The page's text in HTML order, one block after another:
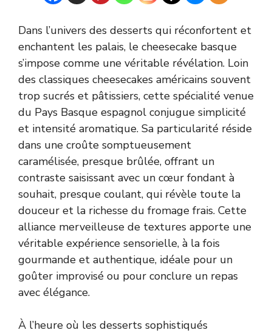
Dans l’univers des desserts qui réconfortent et
enchantent les palais, le cheesecake basque
s’impose comme une véritable révélation. Loin
des classiques cheesecakes américains souvent
trop sucrés et pâtissiers, cette spécialité venue
du Pays Basque espagnol conjugue simplicité
et intensité aromatique. Sa particularité réside
dans une croûte somptueusement
caramélisée, presque brûlée, offrant un
contraste saisissant avec un cœur fondant à
souhait, presque coulant, qui révèle toute la
douceur et la richesse du fromage frais. Cette
alliance merveilleuse de textures apporte une
véritable expérience sensorielle, à la fois
gourmande et authentique, idéale pour un
goûter improvisé ou pour conclure un repas
avec élégance.
À l’heure où les desserts sophistiqués